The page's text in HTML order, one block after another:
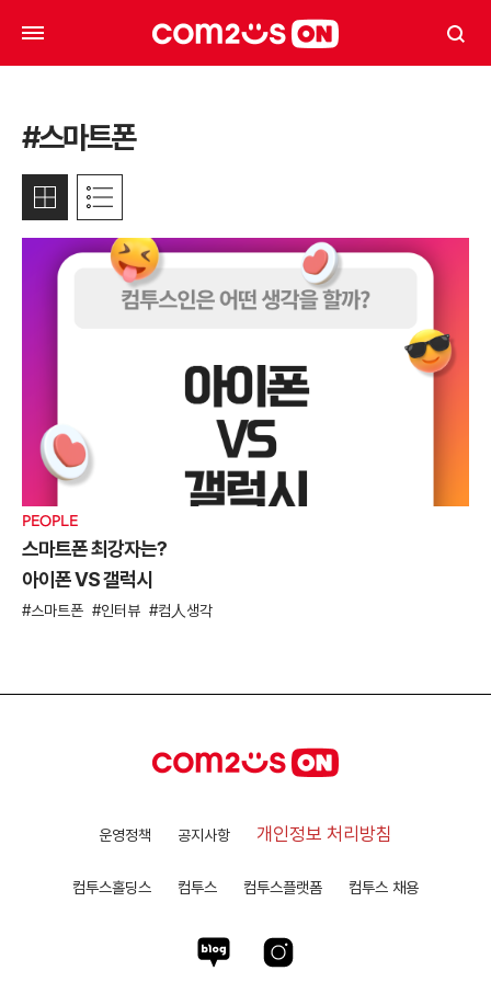
#스마트폰
PEOPLE
스마트폰 최강자는?
아이폰 VS 갤럭시
스마트폰 인터뷰 컴人생각
운영정책 공지사항 개인정보 처리방침
컴투스홀딩스 컴투스 컴투스플랫폼 컴투스 채용